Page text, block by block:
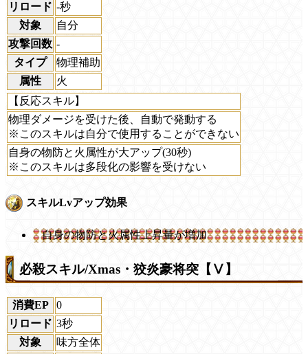
リロード -秒
対象
自分
攻撃回数 -
タイプ
物理補助
属性
火
【反応スキル】
物理ダメージを受けた後、自動で発動する
※このスキルは自分で使用することができない
自身の物防と火属性が大アップ(30秒)
※このスキルは多段化の影響を受けない
スキルLvアップ効果
自身の物防と火属性上昇量が増加
必殺スキル/Xmas・狡炎豪将突【Ⅴ】
消費EP
0
リロード 3秒
対象
味方全体